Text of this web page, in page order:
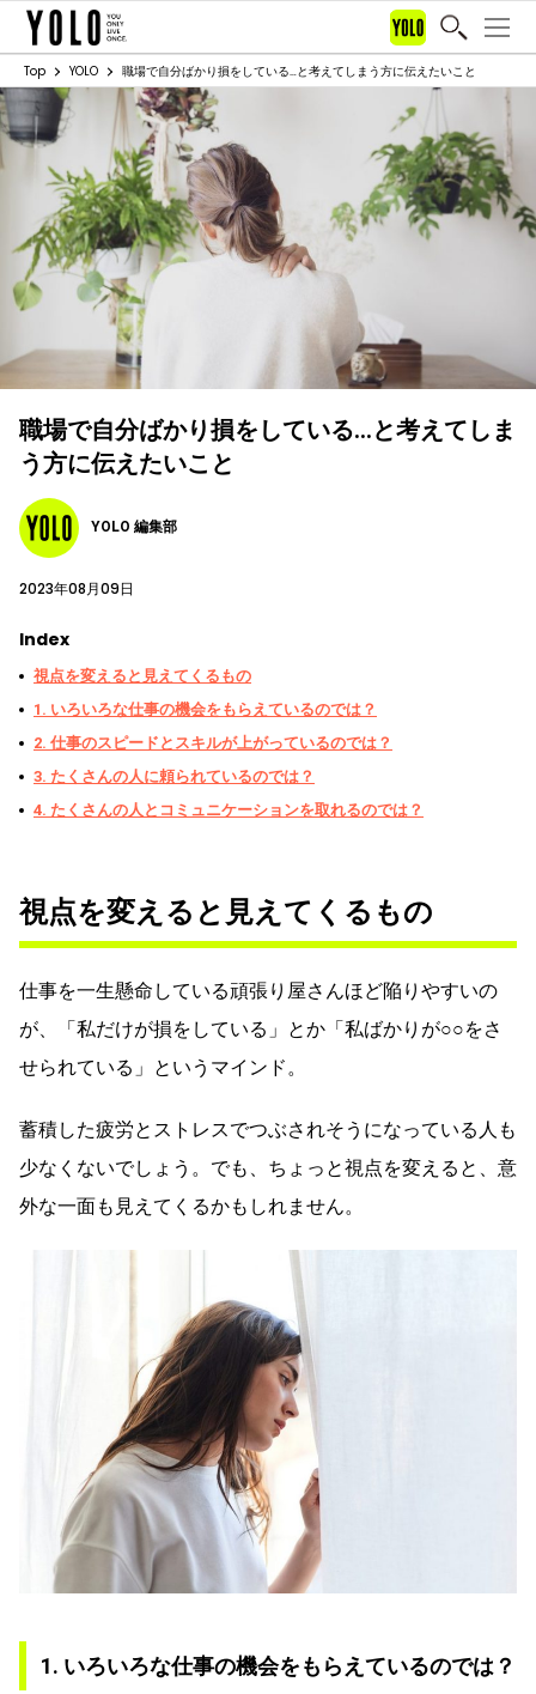
Top YOLO 職場で自分ばかり損をしている…と考えてしまう方に伝えたいこと
職場で自分ばかり損をしている…と考えてしま
う方に伝えたいこと
YOLO 編集部
2023年08月09日
Index
視点を変えると見えてくるもの
1. いろいろな仕事の機会をもらえているのでは？
2. 仕事のスピードとスキルが上がっているのでは？
3. たくさんの人に頼られているのでは？
4. たくさんの人とコミュニケーションを取れるのでは？
視点を変えると見えてくるもの
仕事を一生懸命している頑張り屋さんほど陥りやすいの
が、「私だけが損をしている」とか「私ばかりが○○をさ
せられている」というマインド。
蓄積した疲労とストレスでつぶされそうになっている人も
少なくないでしょう。でも、ちょっと視点を変えると、意
外な一面も見えてくるかもしれません。
1. いろいろな仕事の機会をもらえているのでは？